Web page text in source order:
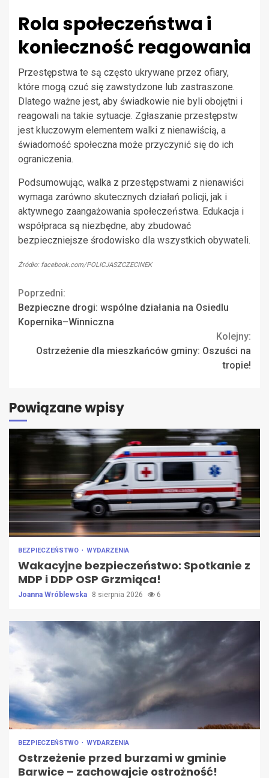
Rola społeczeństwa i
konieczność reagowania
Przestępstwa te są często ukrywane przez ofiary,
które mogą czuć się zawstydzone lub zastraszone.
Dlatego ważne jest, aby świadkowie nie byli obojętni i
reagowali na takie sytuacje. Zgłaszanie przestępstw
jest kluczowym elementem walki z nienawiścią, a
świadomość społeczna może przyczynić się do ich
ograniczenia.
Podsumowując, walka z przestępstwami z nienawiści
wymaga zarówno skutecznych działań policji, jak i
aktywnego zaangażowania społeczeństwa. Edukacja i
współpraca są niezbędne, aby zbudować
bezpieczniejsze środowisko dla wszystkich obywateli.
Źródło: facebook.com/POLICJASZCZECINEK
Continue
Reading
Poprzedni:
Bezpieczne drogi: wspólne działania na Osiedlu
Kopernika–Winniczna
Kolejny:
Ostrzeżenie dla mieszkańców gminy: Oszuści na
tropie!
Powiązane wpisy
BEZPIECZEŃSTWO WYDARZENIA
Wakacyjne bezpieczeństwo: Spotkanie z
MDP i DDP OSP Grzmiąca!
Joanna Wróblewska 8 sierpnia 2026 6
BEZPIECZEŃSTWO WYDARZENIA
Ostrzeżenie przed burzami w gminie
Barwice – zachowajcie ostrożność!